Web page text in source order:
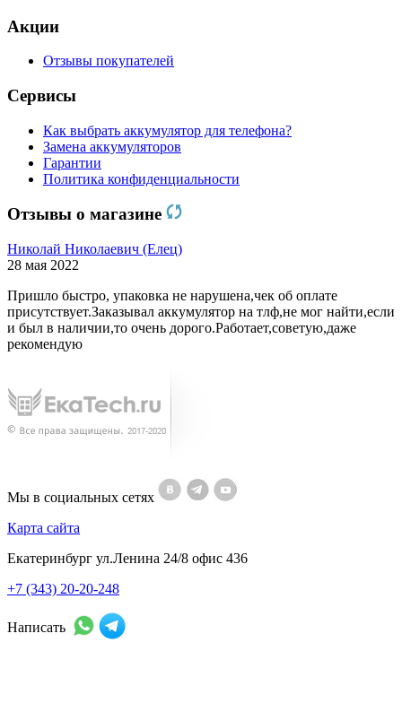
Акции
Отзывы покупателей
Сервисы
Как выбрать аккумулятор для телефона?
Замена аккумуляторов
Гарантии
Политика конфиденциальности
Отзывы о магазине
Николай Николаевич (Елец)
28 мая 2022
Пришло быстро, упаковка не нарушена,чек об оплате
присутствует.Заказывал аккумулятор на тлф,не мог найти,если
и был в наличии,то очень дорого.Работает,советую,даже
рекомендую
Мы в социальных сетях
Карта сайта
Екатеринбург ул.Ленина 24/8 офис 436
+7 (343) 20-20-248
Написать